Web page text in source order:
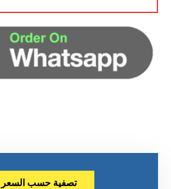
تصفية حسب السعر